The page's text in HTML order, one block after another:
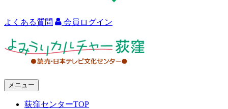
よくある質問 会員ログイン
メニュー
荻窪センターTOP